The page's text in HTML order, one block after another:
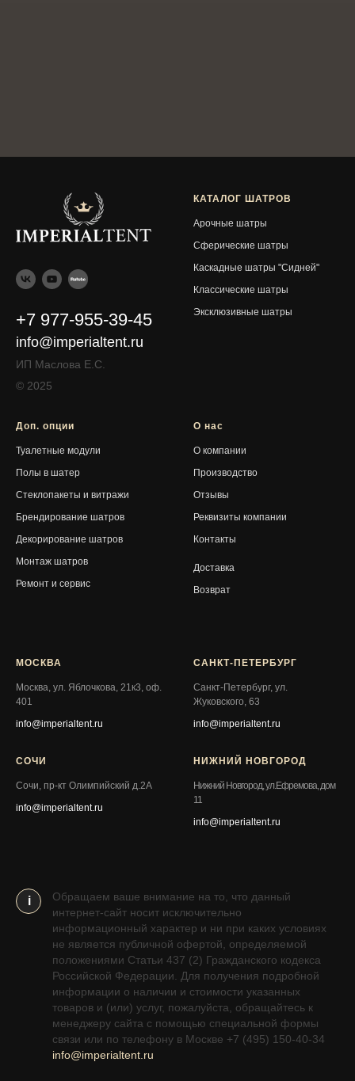
+7 977-955-39-45
info@imperialtent.ru
ИП Маслова Е.С.
© 2025
КАТАЛОГ ШАТРОВ
Арочные шатры
Сферические шатры
Каскадные шатры "Сидней"
Классические шатры
Эксклюзивные шатры
Доп. опции
Туалетные модули
Полы в шатер
Стеклопакеты и витражи
Брендирование шатров
Декорирование шатров
Монтаж шатров
Ремонт и сервис
О нас
О компании
Производство
Отзывы
Реквизиты компании
Контакты
Доставка
Возврат
МОСКВА
Москва, ул. Яблочкова, 21к3, оф.
401
info@imperialtent.ru
САНКТ-ПЕТЕРБУРГ
Санкт-Петербург, ул.
Жуковского, 63
info@imperialtent.ru
СОЧИ
Сочи, пр-кт Олимпийский д.2А
info@imperialtent.ru
НИЖНИЙ НОВГОРОД
Нижний Новгород, ул.Ефремова, дом
11
info@imperialtent.ru
i
Обращаем ваше внимание на то, что данный
интернет-сайт носит исключительно
информационный характер и ни при каких условиях
не является публичной офертой, определяемой
положениями Статьи 437 (2) Гражданского кодекса
Российской Федерации. Для получения подробной
информации о наличии и стоимости указанных
товаров и (или) услуг, пожалуйста, обращайтесь к
менеджеру сайта с помощью специальной формы
связи или по телефону в Москве +7 (495) 150-40-34
info@imperialtent.ru